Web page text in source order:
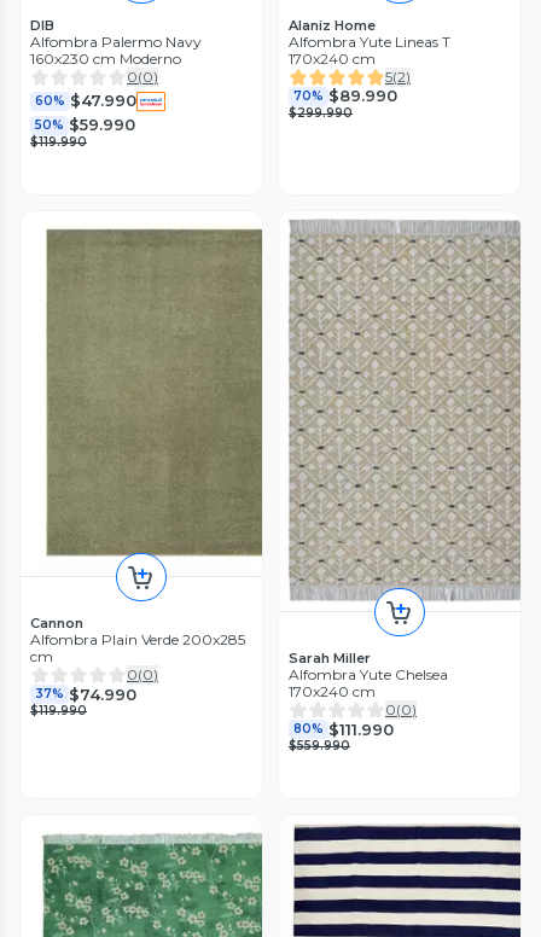
DIB
Alfombra Palermo Navy
160x230 cm Moderno
0(0)
60% $47.990
50% $59.990
$119.990
Alaniz Home
Alfombra Yute Lineas T
170x240 cm
5(2)
70% $89.990
$299.990
Cannon
Alfombra Plain Verde 200x285
cm
0(0)
37% $74.990
$119.990
Sarah Miller
Alfombra Yute Chelsea
170x240 cm
0(0)
80% $111.990
$559.990